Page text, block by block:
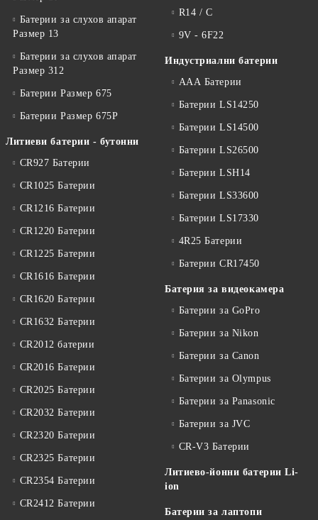
Батерии за слухов апарат
Размер 13
Батерии за слухов апарат
Размер 312
Батерии Размер 675
Батерии Размер 675P
Литиеви батерии - бутонни
CR927 Батерии
CR1025 Батерии
CR1216 Батерии
CR1220 Батерии
CR1225 Батерии
CR1616 Батерии
CR1620 Батерии
CR1632 Батерии
CR2012 батерии
CR2016 Батерии
CR2025 Батерии
CR2032 Батерии
CR2320 Батерии
CR2325 Батерии
CR2354 Батерии
CR2412 Батерии
R14 / C
9V - 6F22
Индустриални батерии
ААА Батерии
Батерии LS14250
Батерии LS14500
Батерии LS26500
Батерии LSH14
Батерии LS33600
Батерии LS17330
4R25 Батерии
Батерии CR17450
Батерия за видеокамера
Батерии за GoPro
Батерии за Nikon
Батерии за Canon
Батерии за Olympus
Батерии за Panasonic
Батерии за JVC
CR-V3 Батерии
Литиево-йонни батерии Li-
ion
Батерии за лаптопи